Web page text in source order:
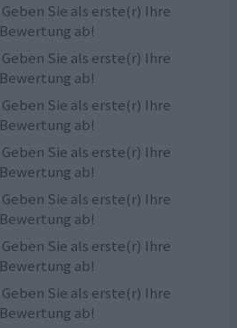
Geben Sie als erste(r) Ihre
Bewertung ab!
Geben Sie als erste(r) Ihre
Bewertung ab!
Geben Sie als erste(r) Ihre
Bewertung ab!
Geben Sie als erste(r) Ihre
Bewertung ab!
Geben Sie als erste(r) Ihre
Bewertung ab!
Geben Sie als erste(r) Ihre
Bewertung ab!
Geben Sie als erste(r) Ihre
Bewertung ab!